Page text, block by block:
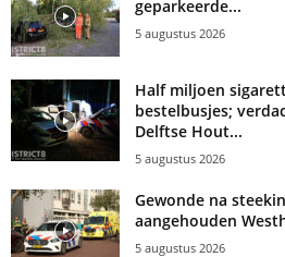
geparkeerde...
5 augustus 2026
Half miljoen
bestelbusjes;
Delftse Hout...
5 augustus 2026
Gewonde na
aangehouden
5 augustus 2026